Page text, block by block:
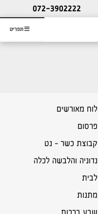
תפריט
ליעוץ חינם
והזמנת כרטיס שמחות
072-3902222
לוח מאורשים
פרסום
קבוצת כשר – נט
נדוניה והלבשה לכלה
לבית
מתנות